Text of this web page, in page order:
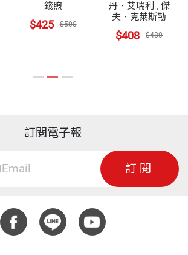
尖端科學和非凡的個人故事，提供了
策略，打破一些流傳已久的迷思，可
錢煦
$425 $500
丹．艾瑞利 , 傑
夫．克萊斯勒
$408 $480
訂閱電子報
訂閱